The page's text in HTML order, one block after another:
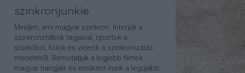
szinkronjunkie
Minden, ami magyar szinkron. Interjúk a
szinkronstábok tagjaival, riportok a
stúdióból, fotók és videók a szinkronizálás
menetéről. Bemutatjuk a legjobb filmek
magyar hangjait és elsőként írunk a legújabb